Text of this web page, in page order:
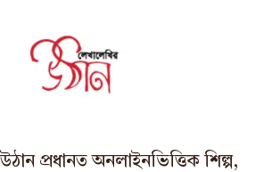
প্রধানত অনলাইনভিত্তিক শিল্প,